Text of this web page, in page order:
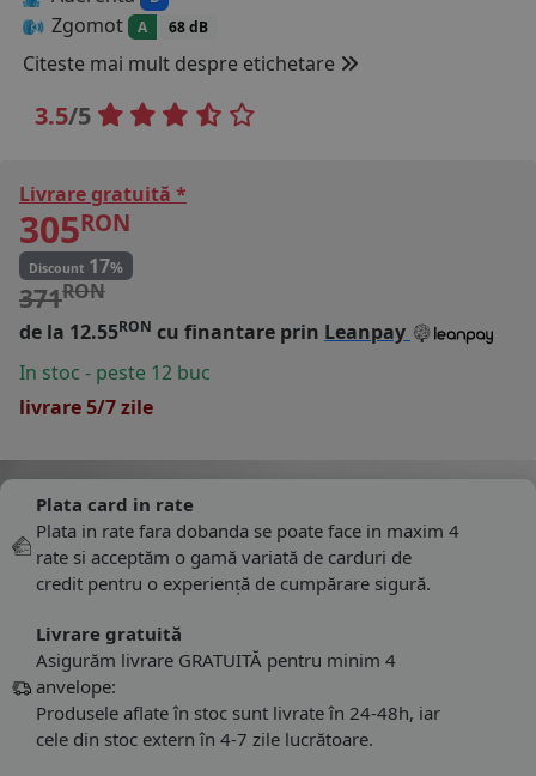
Zgomot A 68 dB
Citeste mai mult despre etichetare
3.5/5
Livrare gratuită *
305RON
Discount 17%
371RON
de la 12.55RON cu finantare prin Leanpay
In stoc - peste 12 buc
livrare 5/7 zile
Plata card in rate
Plata in rate fara dobanda se poate face in maxim 4
rate si acceptăm o gamă variată de carduri de
credit pentru o experiență de cumpărare sigură.
Livrare gratuită
Asigurăm livrare GRATUITĂ pentru minim 4
anvelope:
Produsele aflate în stoc sunt livrate în 24-48h, iar
cele din stoc extern în 4-7 zile lucrătoare.